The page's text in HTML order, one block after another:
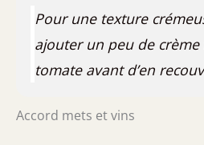
Pour une texture
ajouter un peu de crème
tomate avant d’en
Accord mets et vins